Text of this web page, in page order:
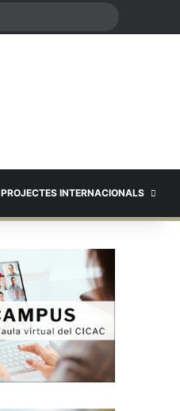
PROJECTES INTERNACIONALS